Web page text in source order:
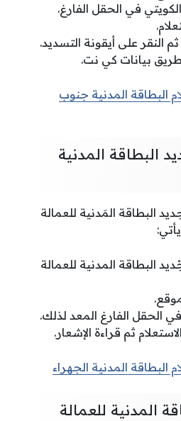
في الحقل الفارغ.
النقر على أيقونة التسديد.
بيانات كي نت.
البطاقة المدنية جنوب
البطاقة المدنية
البطاقة المَدنية للعمالة
البطاقة المدنية للعمالة
الحقل الفارغ المعد لذلك.
ثم قراءة الإشعار.
البطاقة المدنية الجهراء
المدنية للعمالة